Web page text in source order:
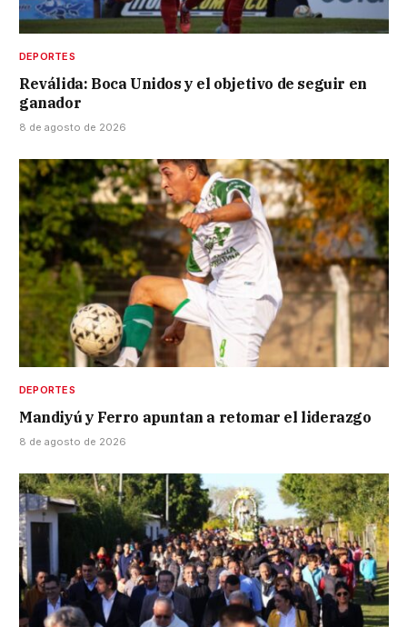
DEPORTES
Reválida: Boca Unidos y el objetivo de seguir en
ganador
8 de agosto de 2026
DEPORTES
Mandiyú y Ferro apuntan a retomar el liderazgo
8 de agosto de 2026